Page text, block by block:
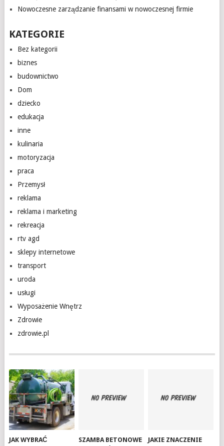
Nowoczesne zarządzanie finansami w nowoczesnej firmie
KATEGORIE
Bez kategorii
biznes
budownictwo
Dom
dziecko
edukacja
inne
kulinaria
motoryzacja
praca
Przemysł
reklama
reklama i marketing
rekreacja
rtv agd
sklepy internetowe
transport
uroda
usługi
Wyposażenie Wnętrz
Zdrowie
zdrowie.pl
JAK WYBRAĆ SZAMBA BETONOWE JAKIE ZNACZENIE